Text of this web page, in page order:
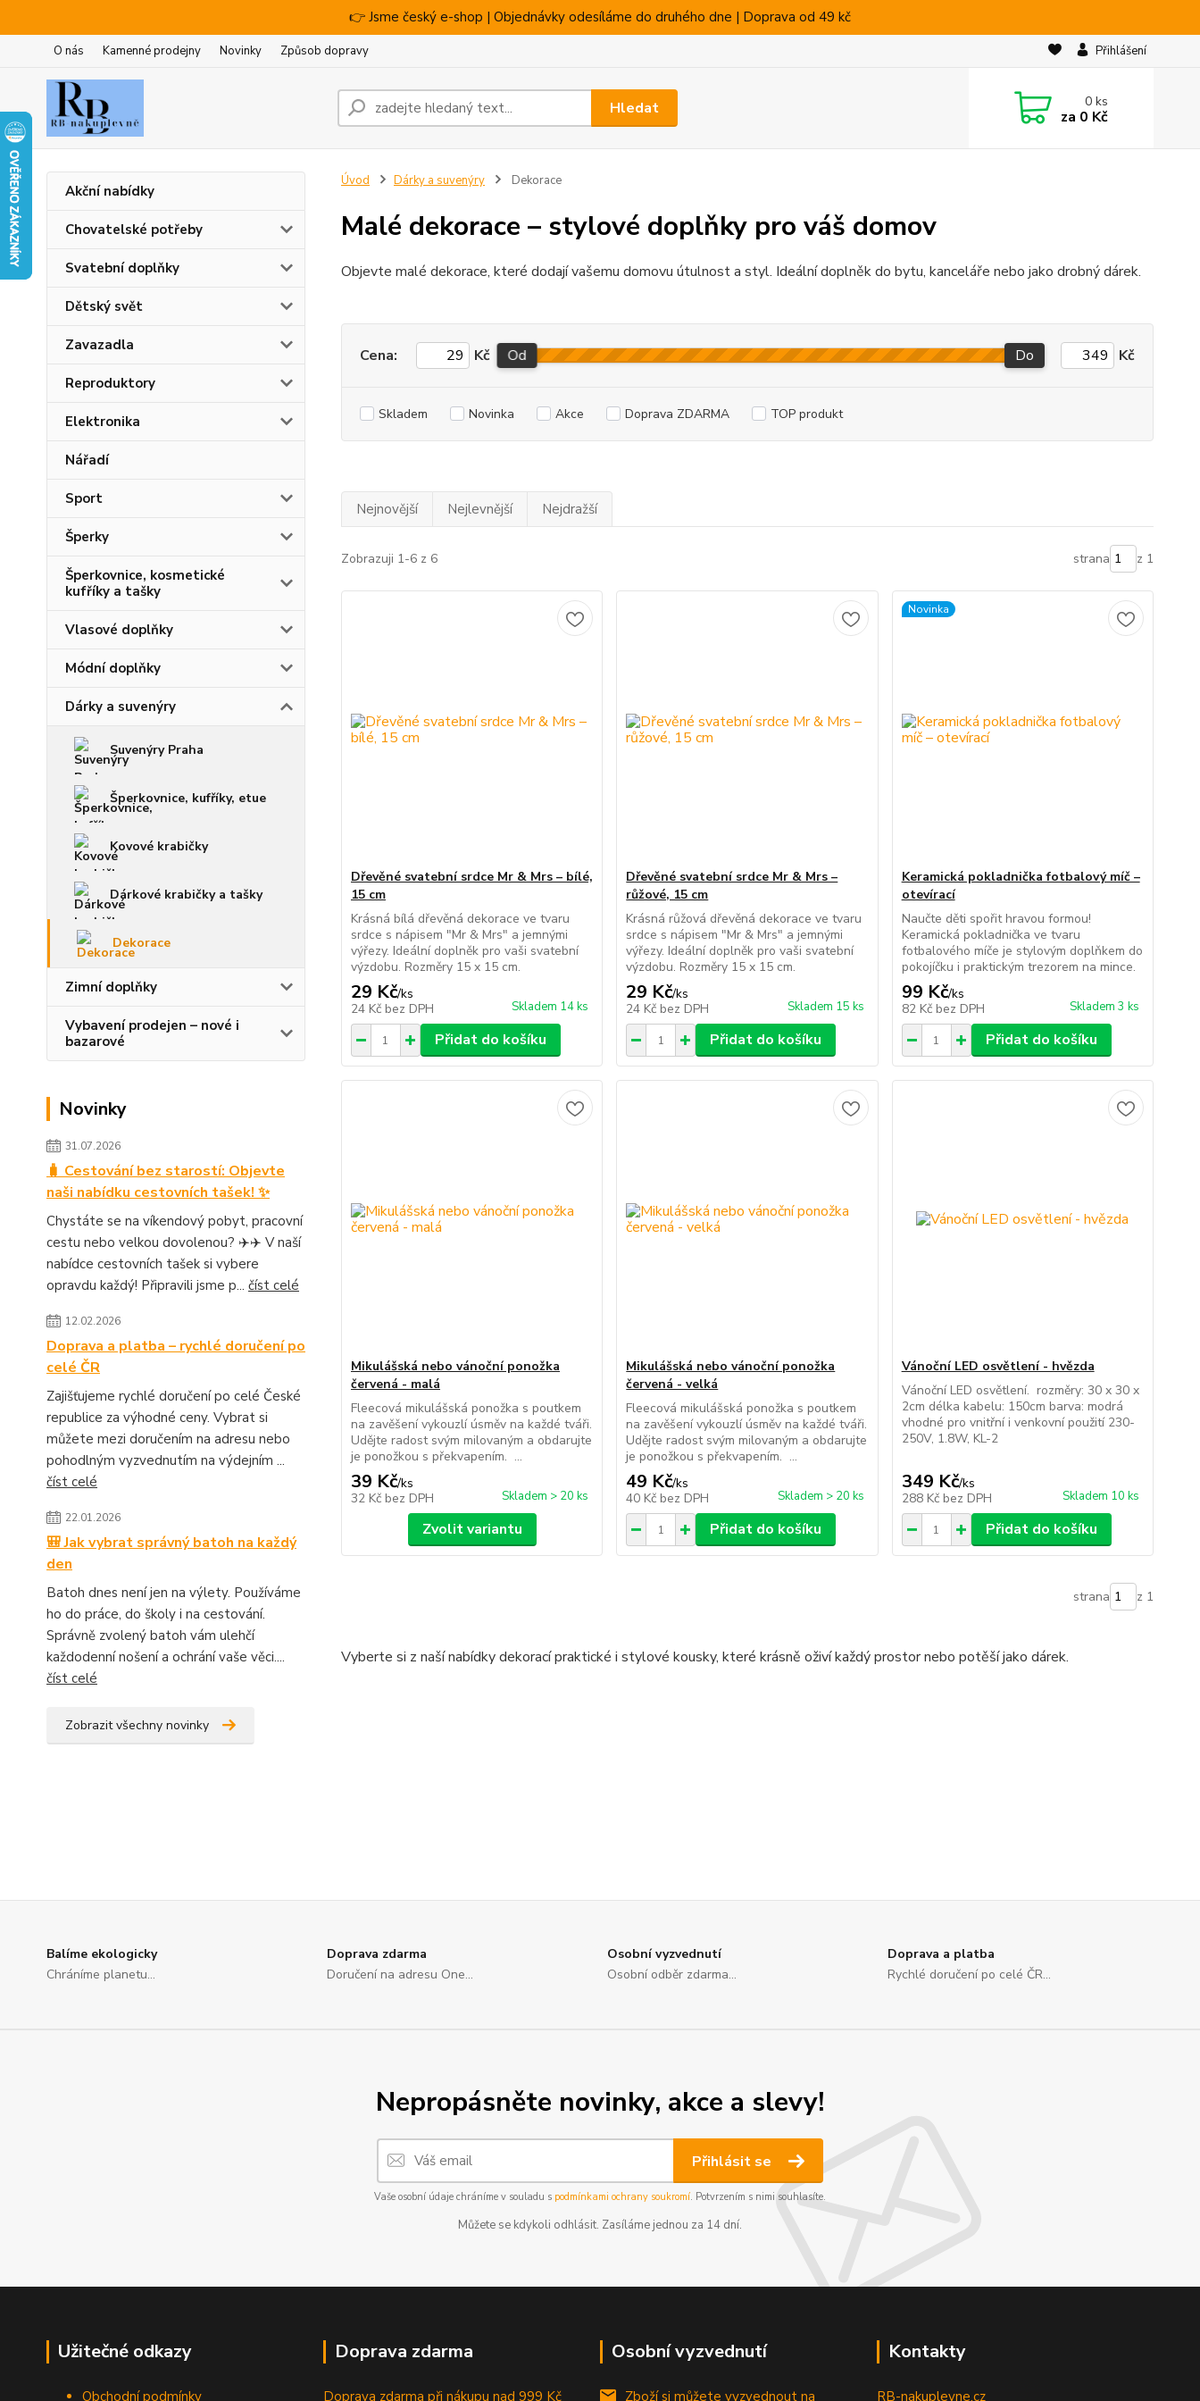
👉 Jsme český e-shop | Objednávky odesíláme do druhého dne | Doprava od 49 kč
O nás Kamenné prodejny Novinky Způsob dopravy Přihlášení
Hledat 0ks
za 0 Kč
Akční nabídky
Chovatelské potřeby
Svatební doplňky
Dětský svět
Zavazadla
Reproduktory
Elektronika
Nářadí
Sport
Šperky
Šperkovnice, kosmetické
kufříky a tašky
Vlasové doplňky
Módní doplňky
Dárky a suvenýry
Suvenýry Praha
Šperkovnice, kufříky, etue
Kovové krabičky
Dárkové krabičky a tašky
Dekorace
Zimní doplňky
Vybavení prodejen – nové i
bazarové
Novinky
31.07.2026
🧳 Cestování bez starostí: Objevte
naši nabídku cestovních tašek! ✨
Chystáte se na víkendový pobyt, pracovní
cestu nebo velkou dovolenou? ✈️✈️ V naší
nabídce cestovních tašek si vybere
opravdu každý! Připravili jsme p... číst celé
12.02.2026
Doprava a platba – rychlé doručení po
celé ČR
Zajišťujeme rychlé doručení po celé České
republice za výhodné ceny. Vybrat si
můžete mezi doručením na adresu nebo
pohodlným vyzvednutím na výdejním ...
číst celé
22.01.2026
🎒 Jak vybrat správný batoh na každý
den
Batoh dnes není jen na výlety. Používáme
ho do práce, do školy i na cestování.
Správně zvolený batoh vám ulehčí
každodenní nošení a ochrání vaše věci....
číst celé
Zobrazit všechny novinky
Úvod Dárky a suvenýry Dekorace
Malé dekorace – stylové doplňky pro váš domov
Objevte malé dekorace, které dodají vašemu domovu útulnost a styl. Ideální doplněk do bytu, kanceláře nebo jako drobný dárek.
Cena: Kč Od Do Kč
Skladem Novinka Akce Doprava ZDARMA TOP produkt
Nejnovější Nejlevnější Nejdražší
Zobrazuji 1-6 z 6 strana z 1
Dřevěné svatební srdce Mr & Mrs – bílé,
15 cm
Krásná bílá dřevěná dekorace ve tvaru
srdce s nápisem "Mr & Mrs" a jemnými
výřezy. Ideální doplněk pro vaši svatební
výzdobu. Rozměry 15 x 15 cm.
29 Kč/ks
24 Kč bez DPH Skladem 14 ks
Přidat do košíku
Dřevěné svatební srdce Mr & Mrs –
růžové, 15 cm
Krásná růžová dřevěná dekorace ve tvaru
srdce s nápisem "Mr & Mrs" a jemnými
výřezy. Ideální doplněk pro vaši svatební
výzdobu. Rozměry 15 x 15 cm.
29 Kč/ks
24 Kč bez DPH Skladem 15 ks
Přidat do košíku
Novinka
Keramická pokladnička fotbalový míč –
otevírací
Naučte děti spořit hravou formou!
Keramická pokladnička ve tvaru
fotbalového míče je stylovým doplňkem do
pokojíčku i praktickým trezorem na mince.
99 Kč/ks
82 Kč bez DPH Skladem 3 ks
Přidat do košíku
Mikulášská nebo vánoční ponožka
červená - malá
Fleecová mikulášská ponožka s poutkem
na zavěšení vykouzlí úsměv na každé tváři.
Udějte radost svým milovaným a obdarujte
je ponožkou s překvapením. ...
39 Kč/ks
32 Kč bez DPH Skladem > 20 ks
Zvolit variantu
Mikulášská nebo vánoční ponožka
červená - velká
Fleecová mikulášská ponožka s poutkem
na zavěšení vykouzlí úsměv na každé tváři.
Udějte radost svým milovaným a obdarujte
je ponožkou s překvapením. ...
49 Kč/ks
40 Kč bez DPH Skladem > 20 ks
Přidat do košíku
Vánoční LED osvětlení - hvězda
Vánoční LED osvětlení. rozměry: 30 x 30 x
2cm délka kabelu: 150cm barva: modrá
vhodné pro vnitřní i venkovní použití 230-
250V, 1.8W, KL-2
349 Kč/ks
288 Kč bez DPH Skladem 10 ks
Přidat do košíku
strana z 1
Vyberte si z naší nabídky dekorací praktické i stylové kousky, které krásně oživí každý prostor nebo potěší jako dárek.
Balíme ekologicky
Chráníme planetu...
Doprava zdarma
Doručení na adresu One...
Osobní vyzvednutí
Osobní odběr zdarma...
Doprava a platba
Rychlé doručení po celé ČR...
Nepropásněte novinky, akce a slevy!
Přihlásit se
Vaše osobní údaje chráníme v souladu s podmínkami ochrany soukromí. Potvrzením s nimi souhlasíte.
Můžete se kdykoli odhlásit. Zasíláme jednou za 14 dní.
Užitečné odkazy
Obchodní podmínky
Doprava zdarma
Doprava zdarma při nákupu nad 999 Kč
Osobní vyzvednutí
Zboží si můžete vyzvednout na
Kontakty
RB-nakuplevne.cz